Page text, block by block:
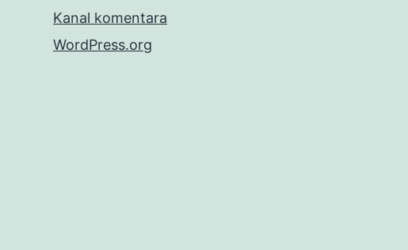
Kanal komentara
WordPress.org